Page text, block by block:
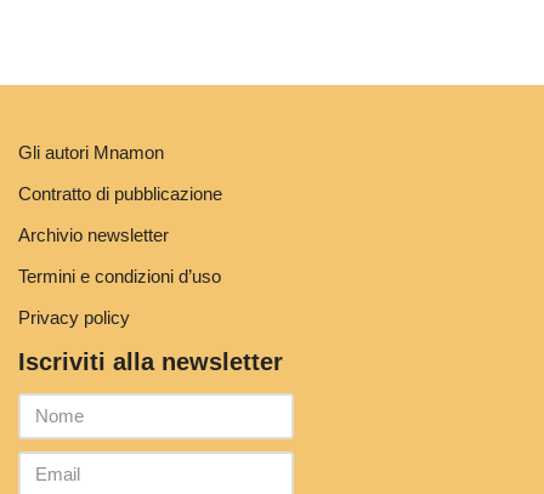
Gli autori Mnamon
Contratto di pubblicazione
Archivio newsletter
Termini e condizioni d’uso
Privacy policy
Iscriviti alla newsletter